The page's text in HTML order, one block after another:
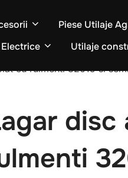
Piese Utilaje
Utilaje
cu rulmenti 32015 si
disc